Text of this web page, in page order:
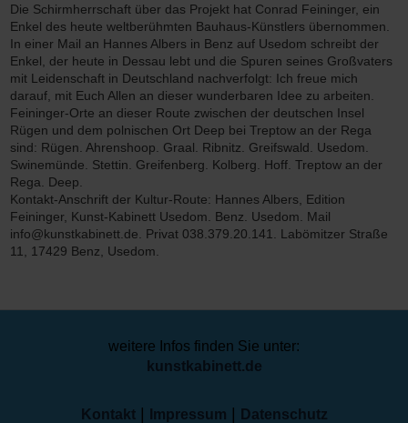
Die Schirmherrschaft über das Projekt hat Conrad Feininger, ein
Enkel des heute weltberühmten Bauhaus-Künstlers übernommen.
In einer Mail an Hannes Albers in Benz auf Usedom schreibt der
Enkel, der heute in Dessau lebt und die Spuren seines Großvaters
mit Leidenschaft in Deutschland nachverfolgt: Ich freue mich
darauf, mit Euch Allen an dieser wunderbaren Idee zu arbeiten.
Feininger-Orte an dieser Route zwischen der deutschen Insel
Rügen und dem polnischen Ort Deep bei Treptow an der Rega
sind: Rügen. Ahrenshoop. Graal. Ribnitz. Greifswald. Usedom.
Swinemünde. Stettin. Greifenberg. Kolberg. Hoff. Treptow an der
Rega. Deep.
Kontakt-Anschrift der Kultur-Route: Hannes Albers, Edition
Feininger, Kunst-Kabinett Usedom. Benz. Usedom. Mail
info@kunstkabinett.de. Privat 038.379.20.141. Labömitzer Straße
11, 17429 Benz, Usedom.
weitere Infos finden Sie unter:
kunstkabinett.de
Kontakt| Impressum | Datenschutz